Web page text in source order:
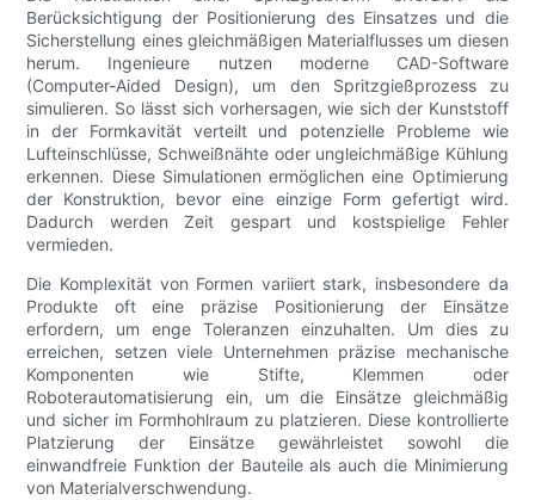
Berücksichtigung der Positionierung des Einsatzes und die
Sicherstellung eines gleichmäßigen Materialflusses um diesen
herum. Ingenieure nutzen moderne CAD-Software
(Computer-Aided Design), um den Spritzgießprozess zu
simulieren. So lässt sich vorhersagen, wie sich der Kunststoff
in der Formkavität verteilt und potenzielle Probleme wie
Lufteinschlüsse, Schweißnähte oder ungleichmäßige Kühlung
erkennen. Diese Simulationen ermöglichen eine Optimierung
der Konstruktion, bevor eine einzige Form gefertigt wird.
Dadurch werden Zeit gespart und kostspielige Fehler
vermieden.
Die Komplexität von Formen variiert stark, insbesondere da
Produkte oft eine präzise Positionierung der Einsätze
erfordern, um enge Toleranzen einzuhalten. Um dies zu
erreichen, setzen viele Unternehmen präzise mechanische
Komponenten wie Stifte, Klemmen oder
Roboterautomatisierung ein, um die Einsätze gleichmäßig
und sicher im Formhohlraum zu platzieren. Diese kontrollierte
Platzierung der Einsätze gewährleistet sowohl die
einwandfreie Funktion der Bauteile als auch die Minimierung
von Materialverschwendung.